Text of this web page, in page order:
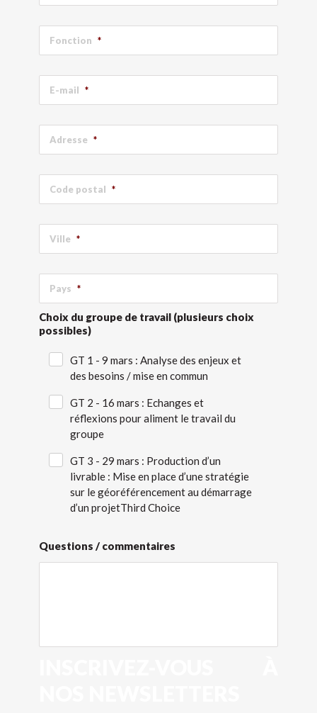
Fonction *
E-mail *
Adresse *
Code postal *
Ville *
Pays *
Choix du groupe de travail (plusieurs choix
possibles)
GT 1 - 9 mars : Analyse des enjeux et
des besoins / mise en commun
GT 2 - 16 mars : Echanges et
réflexions pour aliment le travail du
groupe
GT 3 - 29 mars : Production d’un
livrable : Mise en place d’une stratégie
sur le géoréférencement au démarrage
d’un projetThird Choice
Questions / commentaires